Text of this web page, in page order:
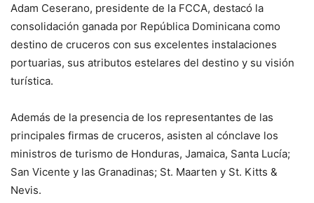
Adam Ceserano, presidente de la FCCA, destacó la
consolidación ganada por República Dominicana como
destino de cruceros con sus excelentes instalaciones
portuarias, sus atributos estelares del destino y su visión
turística.
Además de la presencia de los representantes de las
principales firmas de cruceros, asisten al cónclave los
ministros de turismo de Honduras, Jamaica, Santa Lucía;
San Vicente y las Granadinas; St. Maarten y St. Kitts &
Nevis.